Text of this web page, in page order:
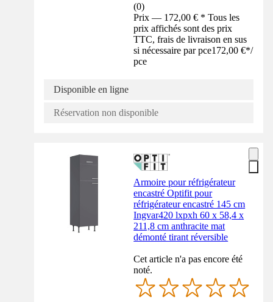
(0)
Prix — 172,00 € * Tous les
prix affichés sont des prix
TTC, frais de livraison en sus
si nécessaire par pce172,00 €*/
pce
Disponible en ligne
Réservation non disponible
Armoire pour réfrigérateur
encastré Optifit pour
réfrigérateur encastré 145 cm
Ingvar420 lxpxh 60 x 58,4 x
211,8 cm anthracite mat
démonté tirant réversible
Cet article n'a pas encore été
noté.